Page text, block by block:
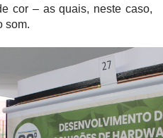
cor – as quais, neste caso,
som.